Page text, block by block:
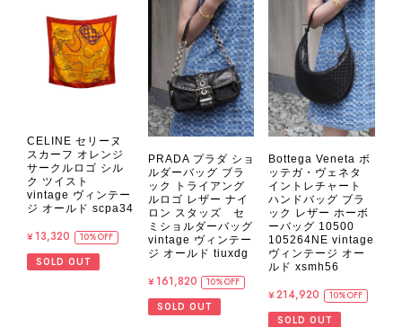
CELINE セリーヌ
スカーフ オレンジ
サークルロゴ シル
ク ツイスト
vintage ヴィンテー
ジ オールド scpa34
¥13,320 10%OFF
SOLD OUT
PRADA プラダ ショ
ルダーバッグ ブラ
ック トライアング
ルロゴ レザー ナイ
ロン スタッズ セ
ミショルダーバッグ
vintage ヴィンテー
ジ オールド tiuxdg
¥161,820 10%OFF
SOLD OUT
Bottega Veneta ボ
ッテガ・ヴェネタ
イントレチャート
ハンドバッグ ブラ
ック レザー ホーボ
ーバッグ 10500
105264NE vintage
ヴィンテージ オー
ルド xsmh56
¥214,920 10%OFF
SOLD OUT